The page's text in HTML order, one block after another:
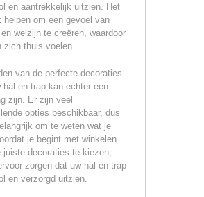
en aantrekkelijk uitzien. Het
helpen om een gevoel van
welzijn te creëren, waardoor
zich thuis voelen.
van de perfecte decoraties
hal en trap kan echter een
zijn. Er zijn veel
opties beschikbaar, dus
om te weten wat je
je begint met winkelen.
juiste decoraties te kiezen,
zorgen dat uw hal en trap
en verzorgd uitzien.